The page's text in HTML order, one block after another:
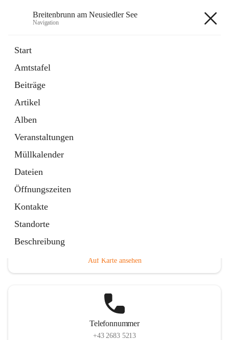
Breitenbrunn am Neusiedler See
Navigation
Start
Amtstafel
Beiträge
Artikel
Alben
Veranstaltungen
Müllkalender
Dateien
Öffnungszeiten
Kontakte
Standorte
Beschreibung
18 Schnellzugriffe
Gemeindeservice
Auf Karte ansehen
Telefonnummer
+43 2683 5213